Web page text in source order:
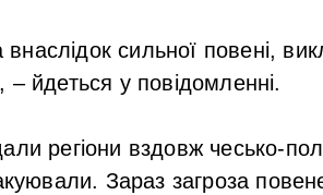
сильної повені,
– йдеться у повідомленні.
регіони вздовж чесько-
Зараз загроза